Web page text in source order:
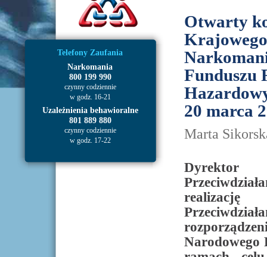
Telefony Zaufania
Narkomania
800 199 990
czynny codziennie
w godz. 16-21
Uzależnienia behawioralne
801 889 880
czynny codziennie
w godz. 17-22
Otwarty
Funduszu
20 marca
Marta
Dyrektor
Narodowego